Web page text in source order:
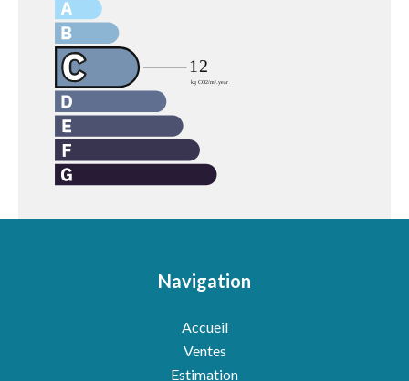
Navigation
Accueil
Ventes
Estimation